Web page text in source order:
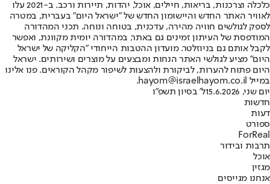
כלכלה וצרכנות, בריאות, חיילים, אוכל, יהדות, תיירות ורכב. ב-2021 עלו
לאוויר האתר החדש והיישומון החדש של "ישראל היום" בעברית, במטרה
לספק לגולשים חוויה מהירה, עדכנית, בטוחה ונוחה. תכני המהדורה
המודפסת של העיתון זמינים גם באתר, במהדורה יומית מקוונת, ואפשר
לקבל אותם גם בניוזלטר. מועדון ההטבות הייחודי "הקליקה של ישראל
היום" מציע לגולשי האתר הנחות ומבצעים על מוצרים ושירותים. ישראל
היום פתוח להערות, לביקורת ולהצעות לשיפור מקהל הקוראים. פנו אלינו
במייל hayom@israelhayom.co.il.
יום שני, 15.6.2026
ל' בסיון תשפ"ו
חדשות
דעות
ספורט
ForReal
תרבות ובידור
אוכל
מגזין
אנחנו מגייסים